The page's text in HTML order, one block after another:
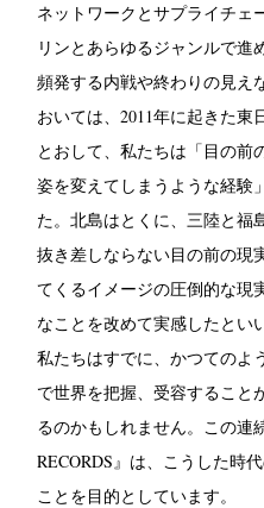
ネットワークとサプライチェ
リンとあらゆるジャンルで進
頻発する内戦や終わりの見え
おいては、2011年に起きた
とおして、私たちは「目の前
姿を変えてしまうような経験
た。北島はとくに、三陸と福
抜き差しならない目の前の現
てくるイメージの圧倒的な現
なことを改めて実感したとい
私たちはすでに、かつてのよ
で世界を把握、受容すること
るのかもしれません。この連
RECORDS』は、こうした時
ことを目的としています。